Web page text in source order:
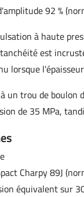
92 %
à haute
est
lorsque
un trou de
de 35 MPa,
Charpy 89J
équivalent sur